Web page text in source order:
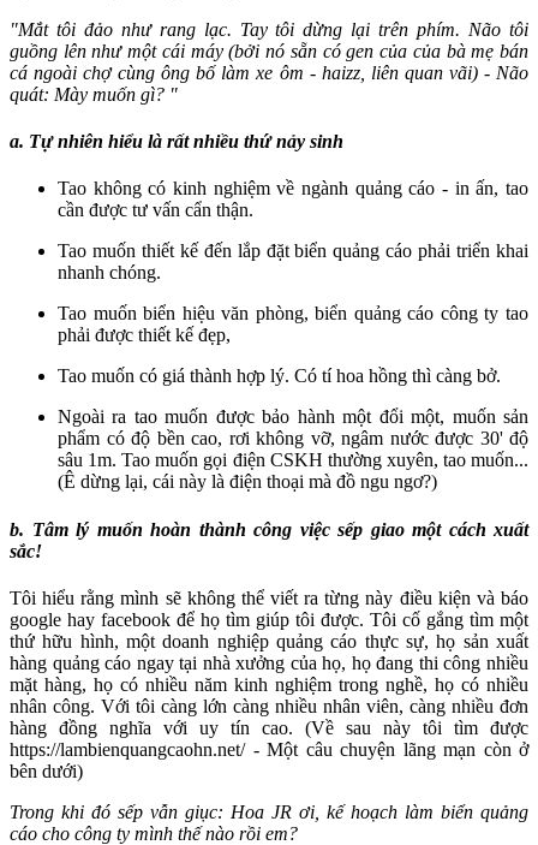
"Mắt tôi đảo như rang lạc. Tay tôi dừng lại trên phím. Não tôi
guồng lên như một cái máy (bởi nó sẵn có gen của của bà mẹ bán
cá ngoài chợ cùng ông bố làm xe ôm - haizz, liên quan vãi) - Não
quát: Mày muốn gì? "
a. Tự nhiên hiểu là rất nhiều thứ nảy sinh
Tao không có kinh nghiệm về ngành quảng cáo - in ấn, tao
cần được tư vấn cẩn thận.
Tao muốn thiết kế đến lắp đặt biển quảng cáo phải triển khai
nhanh chóng.
Tao muốn biển hiệu văn phòng, biển quảng cáo công ty tao
phải được thiết kế đẹp,
Tao muốn có giá thành hợp lý. Có tí hoa hồng thì càng bở.
Ngoài ra tao muốn được bảo hành một đổi một, muốn sản
phẩm có độ bền cao, rơi không vỡ, ngâm nước được 30' độ
sâu 1m. Tao muốn gọi điện CSKH thường xuyên, tao muốn...
(Ê dừng lại, cái này là điện thoại mà đồ ngu ngơ?)
b. Tâm lý muốn hoàn thành công việc sếp giao một cách xuất
sắc!
Tôi hiểu rằng mình sẽ không thể viết ra từng này điều kiện và báo
google hay facebook để họ tìm giúp tôi được. Tôi cố gắng tìm một
thứ hữu hình, một doanh nghiệp quảng cáo thực sự, họ sản xuất
hàng quảng cáo ngay tại nhà xưởng của họ, họ đang thi công nhiều
mặt hàng, họ có nhiều năm kinh nghiệm trong nghề, họ có nhiều
nhân công. Với tôi càng lớn càng nhiều nhân viên, càng nhiều đơn
hàng đồng nghĩa với uy tín cao. (Về sau này tôi tìm được
https://lambienquangcaohn.net/ - Một câu chuyện lãng mạn còn ở
bên dưới)
Trong khi đó sếp vẫn giục: Hoa JR ơi, kế hoạch làm biển quảng
cáo cho công ty mình thế nào rồi em?